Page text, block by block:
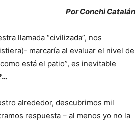
Por Conchi Catalán
llamada “civilizada”, nos
marcaría al evaluar el nivel de
está el patio”, es inevitable
alrededor, descubrimos mil
respuesta – al menos yo no la